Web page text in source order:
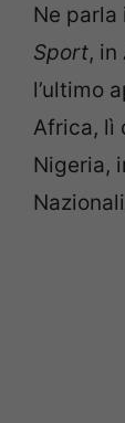
Ne
Sport,
l’ultimo
Africa, lì
Nigeria,